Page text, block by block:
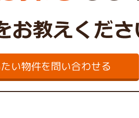
い物件を問い合わせる